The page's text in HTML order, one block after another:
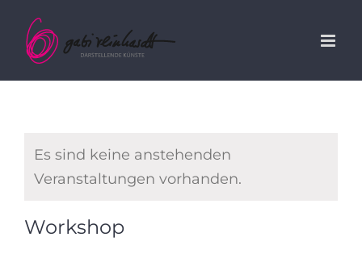
Inhalt
springen
Es sind keine anstehenden
Veranstaltungen vorhanden.
Workshop